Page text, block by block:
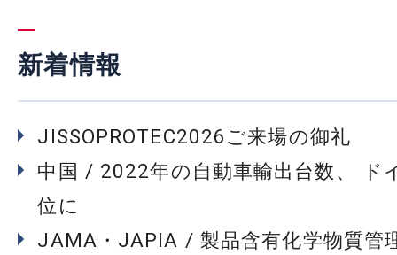
新着情報
JISSOPROTEC2026ご来場の御礼
中国 / 2022年の自動車輸出台数、 ド
位に
JAMA・JAPIA / 製品含有化学物質管